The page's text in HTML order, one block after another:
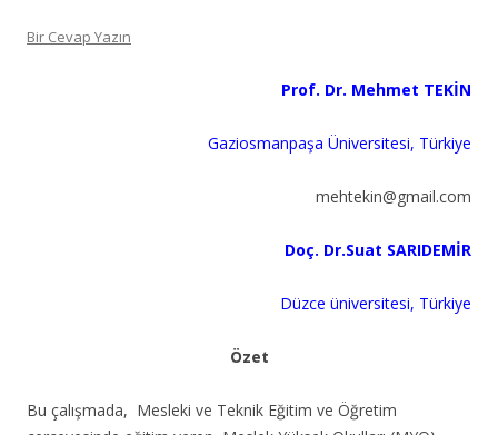
Bir Cevap Yazın
Prof. Dr. Mehmet TEKİN
Gaziosmanpaşa Üniversitesi, Türkiye
mehtekin@gmail.com
Doç. Dr.Suat SARIDEMİR
Düzce üniversitesi, Türkiye
Özet
Bu çalışmada, Mesleki ve Teknik Eğitim ve Öğretim